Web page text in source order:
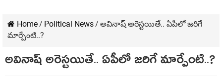
Home/ Political News/ అవినాష్ అరెస్ట‌యితే.. ఏపీలో జ‌రిగే
మార్పేంటి..?
అవినాష్ అరెస్ట‌యితే.. ఏపీలో జ‌రిగే మార్పేంటి..?